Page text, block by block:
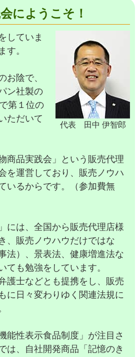
にようこそ！
代表 田中 伊智郎
していま
す。
お陰で、
ン社製の
第１位の
ただいて
商品実践会」という販売代理
を運営しており、販売ノウハ
いるからです。（参加費無
には、全国から販売代理店様
、販売ノウハウだけではな
法）、景表法、健康増進法な
ても勉強をしています。
護士などとも提携をし、販売
に日々変わりゆく関連法規に
能性表示食品制度」が注目さ
は、自社開発商品「記憶のき